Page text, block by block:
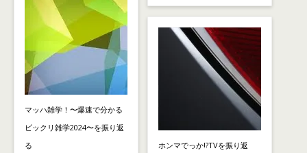
マッハ雑学！〜爆速で分かる
ビックリ雑学2024〜を振り返
る
ホンマでっか!?TVを振り返